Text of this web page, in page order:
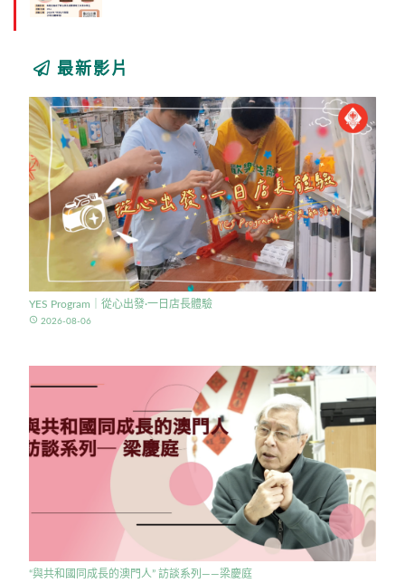
最新影片
YES Program｜從心出發·一日店長體驗
access_time 2026-08-06
“與共和國同成長的澳門人” 訪談系列——梁慶庭